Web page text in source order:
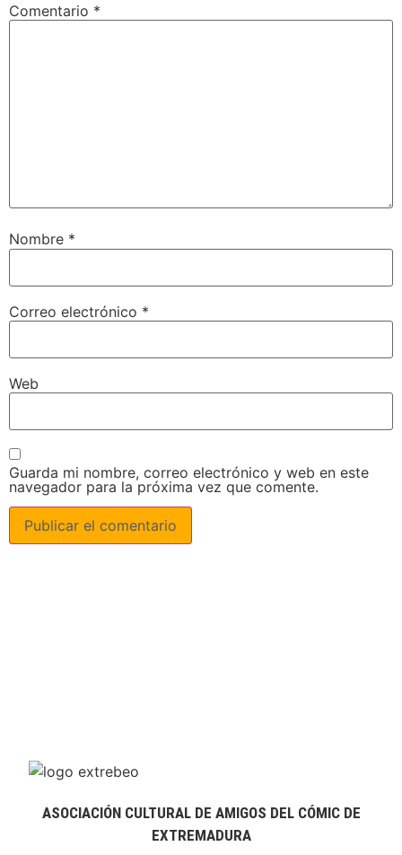
Comentario *
Nombre *
Correo electrónico *
Web
Guarda mi nombre, correo electrónico y web en este
navegador para la próxima vez que comente.
ASOCIACIÓN CULTURAL DE AMIGOS DEL CÓMIC DE
EXTREMADURA